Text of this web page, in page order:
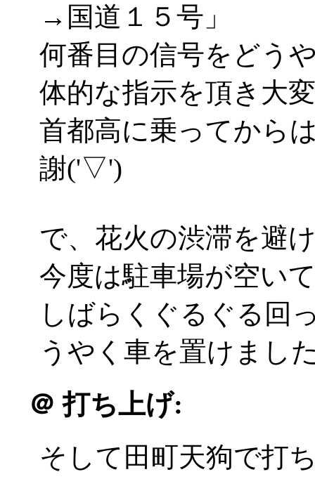
→国道１５号」
何番目の信号をどう
体的な指示を頂き大
首都高に乗ってから
謝('▽')
で、花火の渋滞を避
今度は駐車場が空い
しばらくぐるぐる回
うやく車を置けまし
＠ 打ち上げ:
そして田町天狗で打